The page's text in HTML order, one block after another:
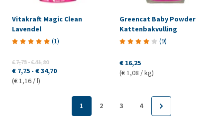
Vitakraft Magic Clean
Lavendel
(1)
€ 7,75-€ 41,80
€ 7,75 - € 34,70
(€ 1,16 / l)
Greencat Baby Powder
Kattenbakvulling
(9)
€ 16,25
(€ 1,08 / kg)
1 2 3 4